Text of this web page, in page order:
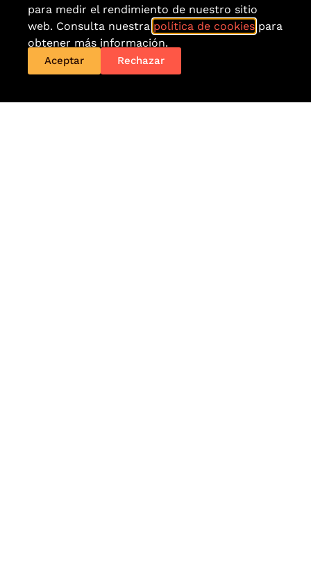
para medir el rendimiento de nuestro sitio
web. Consulta nuestra política de cookies para
obtener más información.
Aceptar Rechazar